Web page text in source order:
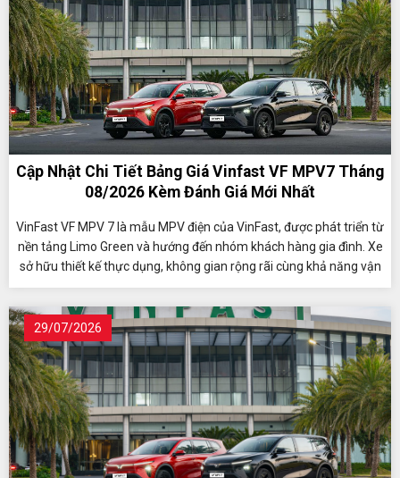
Cập Nhật Chi Tiết Bảng Giá Vinfast VF MPV7 Tháng
08/2026 Kèm Đánh Giá Mới Nhất
VinFast VF MPV 7 là mẫu MPV điện của VinFast, được phát triển từ
nền tảng Limo Green và hướng đến nhóm khách hàng gia đình. Xe
sở hữu thiết kế thực dụng, không gian rộng rãi cùng khả năng vận
hành ổn định, phù hợp cho cả nhu cầu di chuyển hằng ngày và
những hành trình dài. VF MPV 7 có phạm vi hoạt động khoảng 450
km mỗi lần sạc, đồng thời được áp dụng nhiều chính sách hỗ trợ
hấp dẫn, mang đến lợi thế cho người dùng khi lựa chọn xe điện.
29/07/2026